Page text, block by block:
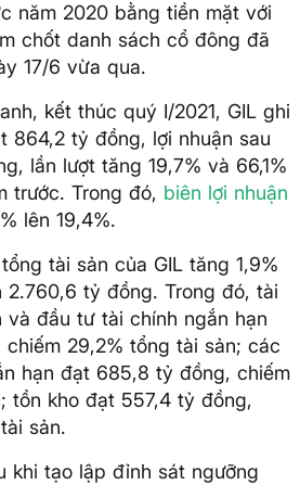
năm 2020 bằng tiền mặt với
chốt danh sách cổ đông đã
17/6 vừa qua.
kết thúc quý I/2021, GIL ghi
864,2 tỷ đồng, lợi nhuận sau
lần lượt tăng 19,7% và 66,1%
trước. Trong đó, biên lợi nhuận
lên 19,4%.
tài sản của GIL tăng 1,9%
2.760,6 tỷ đồng. Trong đó, tài
và đầu tư tài chính ngắn hạn
29,2% tổng tài sản; các
hạn đạt 685,8 tỷ đồng, chiếm
tồn kho đạt 557,4 tỷ đồng,
sản.
khi tạo lập đỉnh sát ngưỡng